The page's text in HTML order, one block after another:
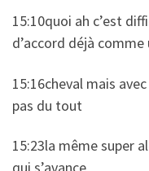
15:10quoi ah c’est
d’accord déjà comme
15:16cheval mais
pas du tout
15:23la même super